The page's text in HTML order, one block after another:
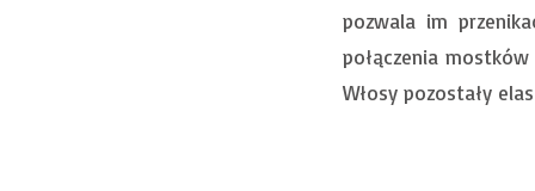
pozwala im
połączenia
Włosy pozostały